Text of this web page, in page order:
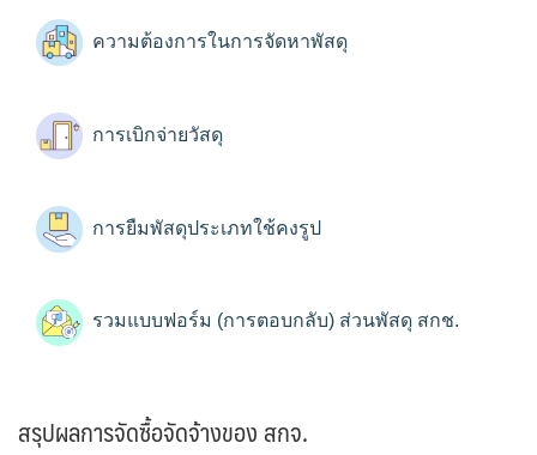
ความต้องการในการจัดหาพัสดุ
การเบิกจ่ายวัสดุ
การยืมพัสดุประเภทใช้คงรูป
รวมแบบฟอร์ม (การตอบกลับ) ส่วนพัสดุ สกช.
สรุปผลการจัดซื้อจัดจ้างของ สกจ.